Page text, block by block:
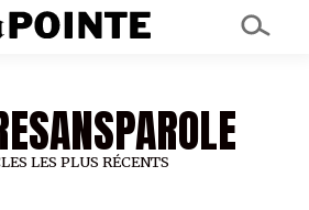
LES PLUS RÉCENTS